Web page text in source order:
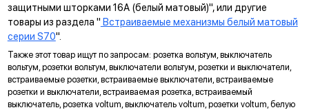
ДИАГОНАЛЬНЫЕ ОТВЕРСТИЯ СУППОРТА
Предназначены для удобного крепления механизмов в
нестандартных условиях, не требующих применения
подрозетников.
МАРКИРОВКА
Метка для точного определения длины зачистки изоляции
защитными шторками 16А (белый матовый)", или другие
товары из раздела " Встраиваемые механизмы белый матовый
серии S70".
Также этот товар ищут по запросам: розетка вольтум, выключатель
вольтум, розетки вольтум, выключатели вольтум, розетки и выключатели,
встраиваемые розетки, встраиваемые выключатели, встраиваемые
розетки и выключатели, встраиваемая розетка, встраиваемый
выключатель, розетка voltum, выключатель voltum, розетки voltum, белую